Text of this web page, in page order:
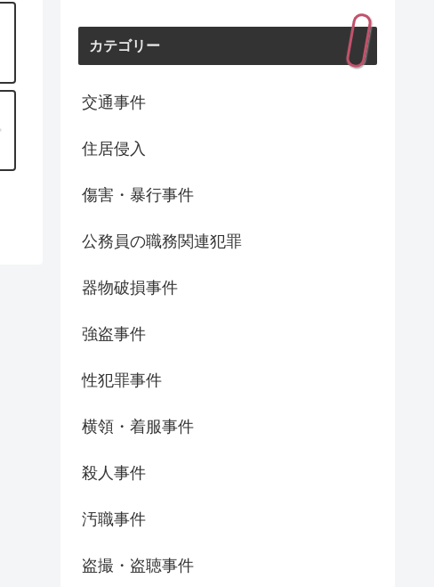
カテゴリー
交通事件
住居侵入
傷害・暴行事件
公務員の職務関連犯罪
器物破損事件
強盗事件
性犯罪事件
横領・着服事件
殺人事件
汚職事件
盗撮・盗聴事件